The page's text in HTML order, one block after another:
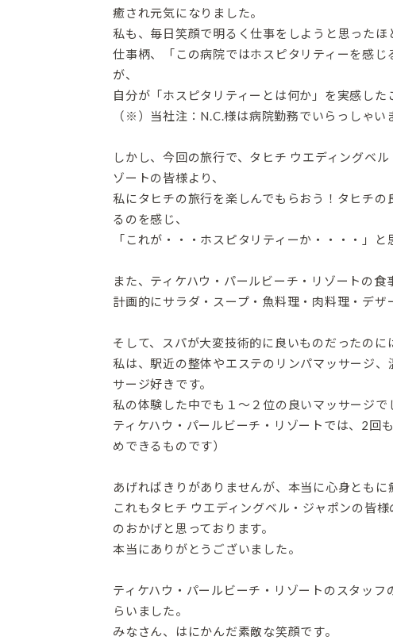
癒され元気になりました。
私も、毎日笑顔で明るく仕事をしようと思ったほ
仕事柄、「この病院ではホスピタリティーを感
が、
自分が「ホスピタリティーとは何か」を実感した
（※）当社注：N.C.様は病院勤務でいらっしゃい
しかし、今回の旅行で、タヒチ ウエディングベ
ゾートの皆様より、
私にタヒチの旅行を楽しんでもらおう！タヒチ
るのを感じ、
「これが・・・ホスピタリティーか・・・・」と
また、ティケハウ・パールビーチ・リゾートの食
計画的にサラダ・スープ・魚料理・肉料理・デザ
そして、スパが大変技術的に良いものだったのに
私は、駅近の整体やエステのリンパマッサージ
サージ好きです。
私の体験した中でも１～２位の良いマッサージで
ティケハウ・パールビーチ・リゾートでは、2回
めできるものです）
あげればきりがありませんが、本当に心身とも
これもタヒチ ウエディングベル・ジャポンの皆
のおかげと思っております。
本当にありがとうございました。
ティケハウ・パールビーチ・リゾートのスタッ
らいました。
みなさん、はにかんだ素敵な笑顔です。